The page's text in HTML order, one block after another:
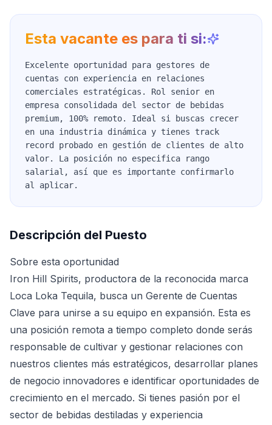
Esta vacante es para ti si:
Excelente oportunidad para gestores de
cuentas con experiencia en relaciones
comerciales estratégicas. Rol senior en
empresa consolidada del sector de bebidas
premium, 100% remoto. Ideal si buscas crecer
en una industria dinámica y tienes track
record probado en gestión de clientes de alto
valor. La posición no especifica rango
salarial, así que es importante confirmarlo
al aplicar.
Descripción del Puesto
Sobre esta oportunidad
Iron Hill Spirits, productora de la reconocida marca
Loca Loka Tequila, busca un Gerente de Cuentas
Clave para unirse a su equipo en expansión. Esta es
una posición remota a tiempo completo donde serás
responsable de cultivar y gestionar relaciones con
nuestros clientes más estratégicos, desarrollar planes
de negocio innovadores e identificar oportunidades de
crecimiento en el mercado. Si tienes pasión por el
sector de bebidas destiladas y experiencia